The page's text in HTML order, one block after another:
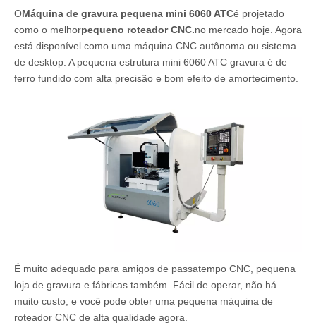
OMáquina de gravura pequena mini 6060 ATCé projetado
como o melhorpequeno roteador CNC.no mercado hoje. Agora
está disponível como uma máquina CNC autônoma ou sistema
de desktop. A pequena estrutura mini 6060 ATC gravura é de
ferro fundido com alta precisão e bom efeito de amortecimento.
É muito adequado para amigos de passatempo CNC, pequena
loja de gravura e fábricas também. Fácil de operar, não há
muito custo, e você pode obter uma pequena máquina de
roteador CNC de alta qualidade agora.